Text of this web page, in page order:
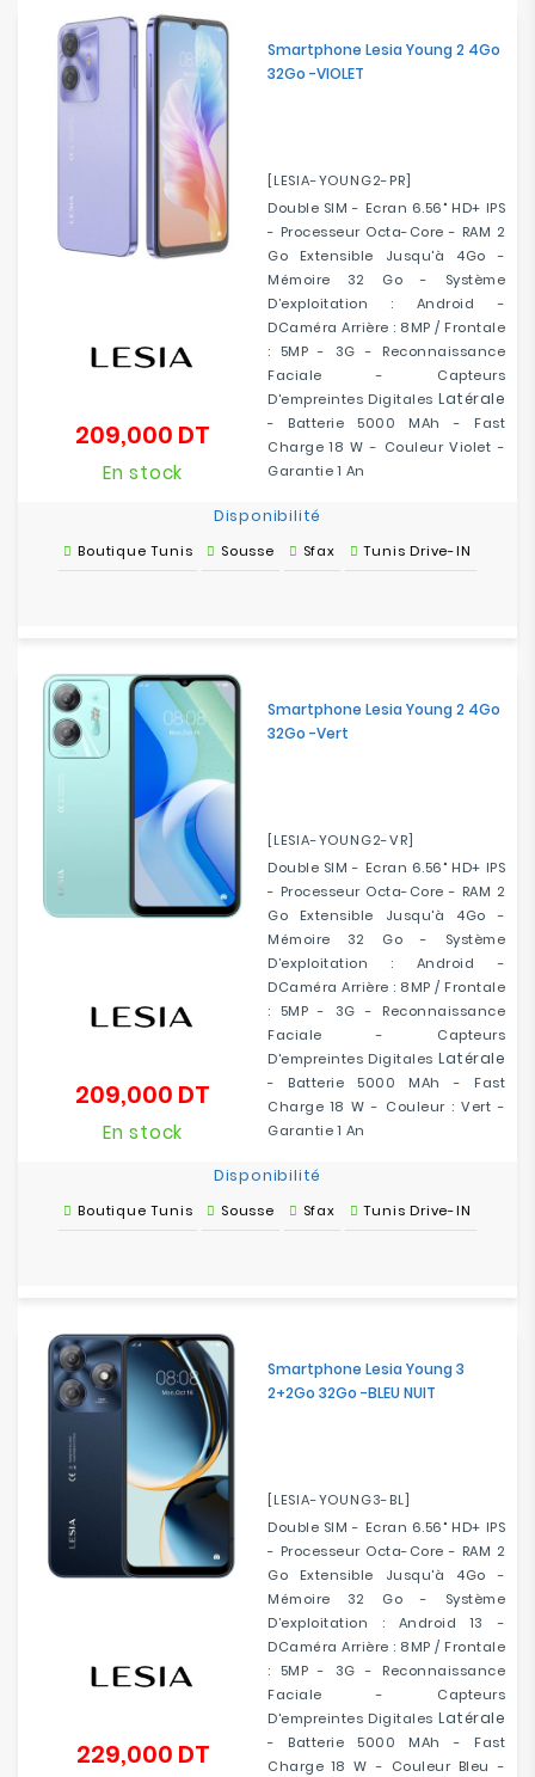
Smartphone Lesia Young 2 4Go
32Go -VIOLET
[LESIA-YOUNG2-PR]
Double SIM - Ecran 6.56" HD+ IPS
- Processeur Octa-Core - RAM 2
Go Extensible Jusqu'à 4Go -
Mémoire 32 Go - Système
D’exploitation : Android -
DCaméra Arrière : 8MP / Frontale
: 5MP - 3G - Reconnaissance
Faciale - Capteurs
D'empreintes Digitales Latérale
- Batterie 5000 MAh - Fast
Charge 18 W - Couleur Violet -
Garantie 1 An
209,000 DT
En stock
Disponibilité
Boutique Tunis Sousse Sfax Tunis Drive-IN
Smartphone Lesia Young 2 4Go
32Go -Vert
[LESIA-YOUNG2-VR]
Double SIM - Ecran 6.56" HD+ IPS
- Processeur Octa-Core - RAM 2
Go Extensible Jusqu'à 4Go -
Mémoire 32 Go - Système
D’exploitation : Android -
DCaméra Arrière : 8MP / Frontale
: 5MP - 3G - Reconnaissance
Faciale - Capteurs
D'empreintes Digitales Latérale
- Batterie 5000 MAh - Fast
Charge 18 W - Couleur : Vert -
Garantie 1 An
209,000 DT
En stock
Disponibilité
Boutique Tunis Sousse Sfax Tunis Drive-IN
Smartphone Lesia Young 3
2+2Go 32Go -BLEU NUIT
[LESIA-YOUNG3-BL]
Double SIM - Ecran 6.56" HD+ IPS
- Processeur Octa-Core - RAM 2
Go Extensible Jusqu'à 4Go -
Mémoire 32 Go - Système
D’exploitation : Android 13 -
DCaméra Arrière : 8MP / Frontale
: 5MP - 3G - Reconnaissance
Faciale - Capteurs
D'empreintes Digitales Latérale
- Batterie 5000 MAh - Fast
Charge 18 W - Couleur Bleu -
229,000 DTPrix